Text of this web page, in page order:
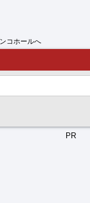
コホールへ
PR